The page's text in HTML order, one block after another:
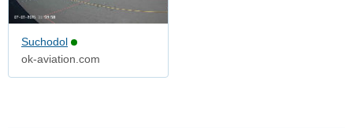
Suchodol
ok-aviation.com